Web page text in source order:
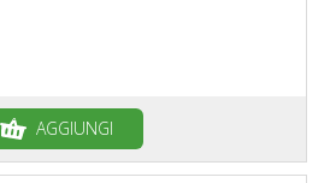
AGGIUNGI